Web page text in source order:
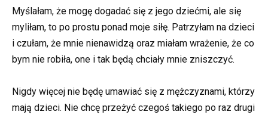
Myślałam, że mogę dogadać się z jego dziećmi, ale się
myliłam, to po prostu ponad moje siłę. Patrzyłam na dzieci
i czułam, że mnie nienawidzą oraz miałam wrażenie, że co
bym nie robiła, one i tak będą chciały mnie zniszczyć.
Nigdy więcej nie będę umawiać się z mężczyznami, którzy
mają dzieci. Nie chcę przeżyć czegoś takiego po raz drugi